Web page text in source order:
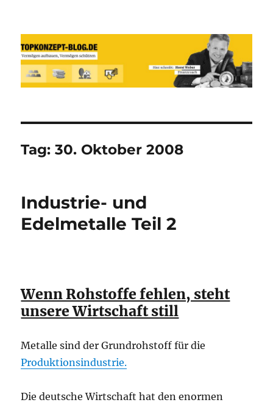
Reich werden und Vermögen
schützen mit Sachwerten-Silber-
Gold-Silbermünzen-Goldmünzen
Tag:30. Oktober 2008
Industrie- und
Edelmetalle Teil 2
Wenn Rohstoffe fehlen, steht
unsere Wirtschaft still
Metalle sind der Grundrohstoff für die
Produktionsindustrie.
Die deutsche Wirtschaft hat den enormen